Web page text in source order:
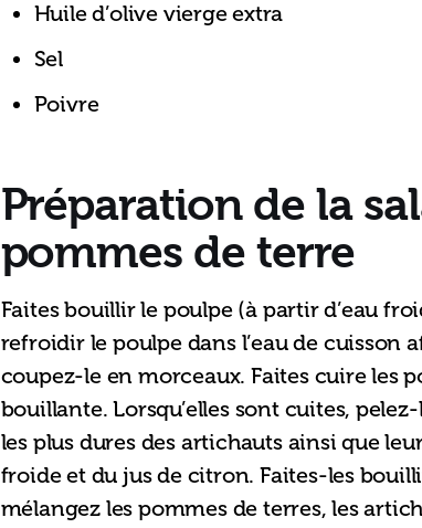
Huile d’olive vierge extra
Sel
Poivre
Préparation de la
pommes de terre
Faites bouillir le poulpe (à partir d’eau
refroidir le poulpe dans l’eau de cuisson
coupez-le en morceaux. Faites cuire les
bouillante. Lorsqu’elles sont cuites,
les plus dures des artichauts ainsi que
froide et du jus de citron. Faites-les
mélangez les pommes de terres, les